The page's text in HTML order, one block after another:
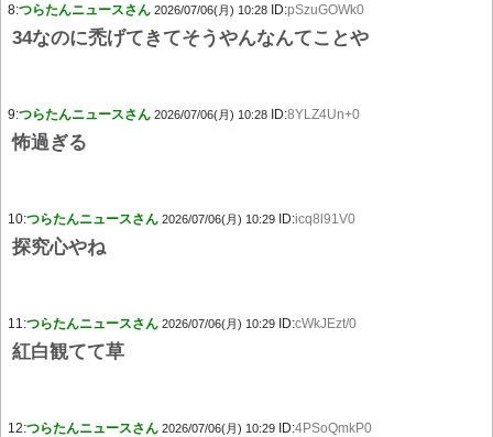
8:つらたんニュースさん 2026/07/06(月) 10:28 ID:pSzuGOWk0
34なのに禿げてきてそうやんなんてことや
9:つらたんニュースさん 2026/07/06(月) 10:28 ID:8YLZ4Un+0
怖過ぎる
10:つらたんニュースさん 2026/07/06(月) 10:29 ID:icq8l91V0
探究心やね
11:つらたんニュースさん 2026/07/06(月) 10:29 ID:cWkJEzt/0
紅白観てて草
12:つらたんニュースさん 2026/07/06(月) 10:29 ID:4PSoQmkP0